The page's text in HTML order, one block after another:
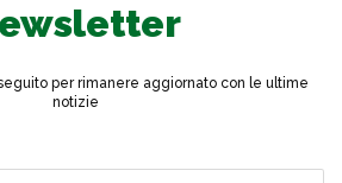
per rimanere aggiornato con le ultime
notizie